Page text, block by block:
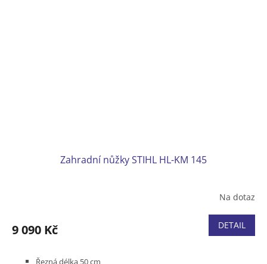
Zahradní nůžky STIHL HL-KM 145
Na dotaz
9 090 Kč DETAIL
Řezná délka 50 cm